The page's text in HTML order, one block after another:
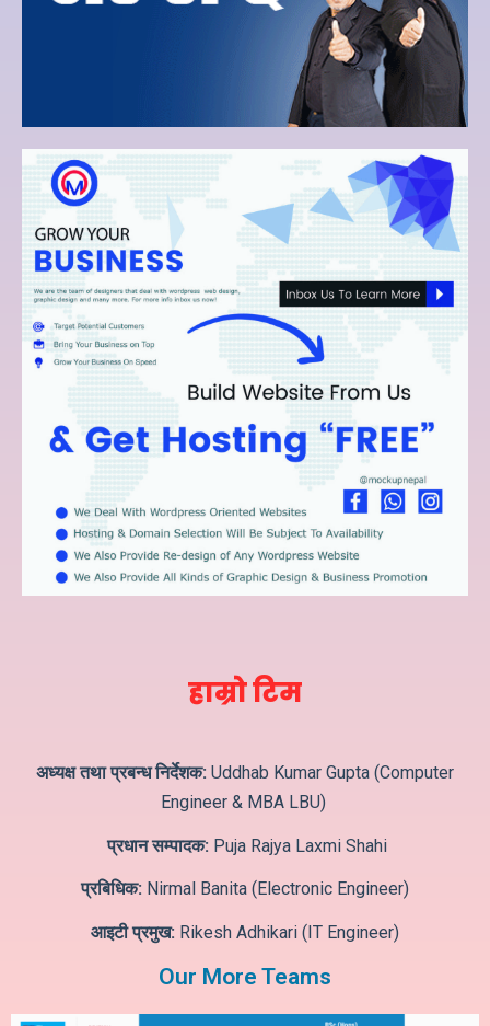
हाम्रो टिम
अध्यक्ष तथा प्रबन्ध निर्देशक: Uddhab Kumar Gupta (Computer
Engineer & MBA LBU)
प्रधान सम्पादक: Puja Rajya Laxmi Shahi
प्रबिधिक: Nirmal Banita (Electronic Engineer)
आइटी प्रमुख: Rikesh Adhikari (IT Engineer)
Our More Teams